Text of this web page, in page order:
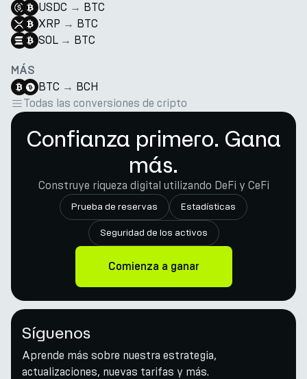
USDC → BTC
XRP → BTC
SOL → BTC
MÁS
BTC → BCH
Todas las conversiones de cripto
Confianza primero. Gana
más.
Construye riqueza digital utilizando DeFi y CeFi
Prueba de reservas Estadísticas
Seguridad de los activos
Comienza a ganar
Síguenos
Aprende más sobre nuestra estrategia,
actualizaciones, nuevas tarifas y más.